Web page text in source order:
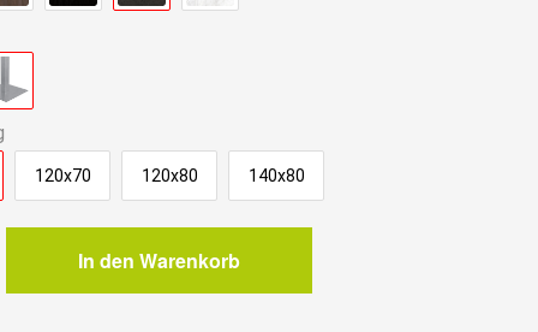
120x70 120x80 140x80
In den Warenkorb